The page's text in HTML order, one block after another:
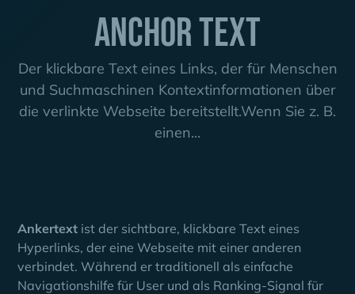
Anchor Text
Der klickbare Text eines Links, der für Menschen
und Suchmaschinen Kontextinformationen über
die verlinkte Webseite bereitstellt.Wenn Sie z. B.
einen...
Ankertext ist der sichtbare, klickbare Text eines
Hyperlinks, der eine Webseite mit einer anderen
verbindet. Während er traditionell als einfache
Navigationshilfe für User und als Ranking-Signal für